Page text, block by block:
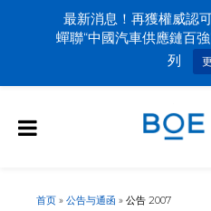
首页 » 公告与通函 » 公告 2007
最新消息！再獲權威認
蟬聯“中國汽車供應鏈百
列